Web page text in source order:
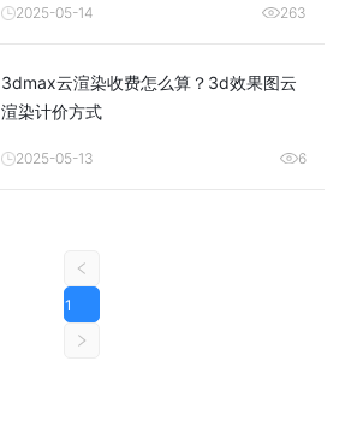
2025-05-14 263
3dmax云渲染收费怎么算？3d效果图云
渲染计价方式
2025-05-13 6
1